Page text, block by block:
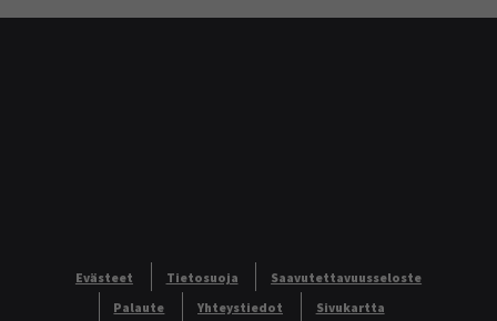
Evästeet Tietosuoja
Saavutettavuusseloste
Palaute
Yhteystiedot Sivukartta